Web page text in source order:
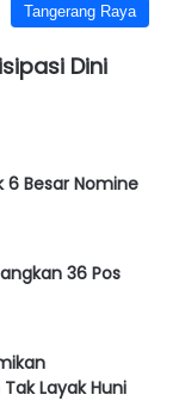
Tangerang Raya
Dini
6 Besar Nomine
36 Pos
Layak Huni